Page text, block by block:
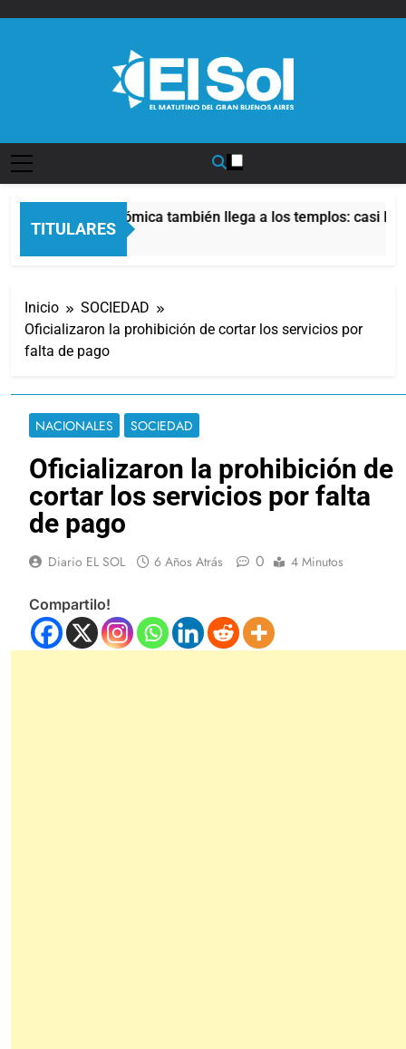
TITULARES
La crisis económica también llega a los templos: casi la
8 Horas Atrás
Inicio
SOCIEDAD
Oficializaron la prohibición de cortar los servicios por
falta de pago
NACIONALES SOCIEDAD
Oficializaron la prohibición de
cortar los servicios por falta
de pago
Diario EL SOL 6 Años Atrás 0 4 Minutos
Compartilo!